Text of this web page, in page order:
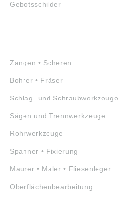
Gebotsschilder
Zangen • Scheren
Bohrer • Fräser
Schlag- und Schraubwerkzeuge
Sägen und Trennwerkzeuge
Rohrwerkzeuge
Spanner • Fixierung
Maurer • Maler • Fliesenleger
Oberflächenbearbeitung